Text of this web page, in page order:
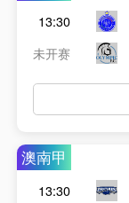
13:30
未开赛
澳南甲
13:30